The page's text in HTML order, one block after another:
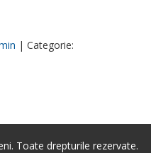
| Categorie:
Toate drepturile rezervate.